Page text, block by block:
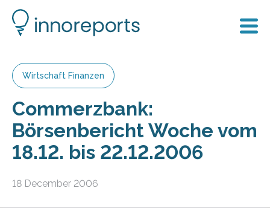
Wirtschaft Finanzen
Commerzbank:
Börsenbericht Woche vom
18.12. bis 22.12.2006
18 December 2006